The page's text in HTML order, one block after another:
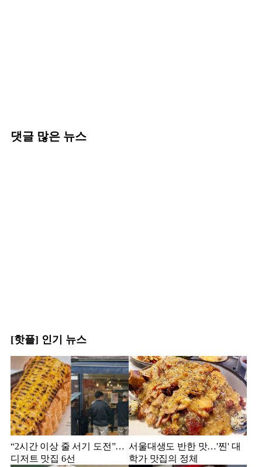
댓글 많은 뉴스
[핫플] 인기 뉴스
“2시간 이상 줄 서기 도전”…
디저트 맛집 6선
서울대생도 반한 맛…'찐' 대
학가 맛집의 정체